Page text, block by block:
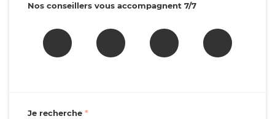
Nos conseillers vous accompagnent 7/7
Je recherche